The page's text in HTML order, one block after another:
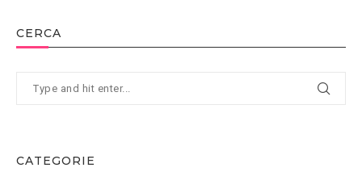
CERCA
CATEGORIE